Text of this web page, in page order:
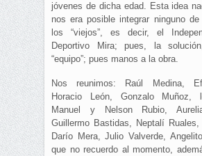
jóvenes de dicha edad. Esta idea
nos era posible integrar ninguno
los “viejos”, es decir, el
Deportivo Mira; pues, la
“equipo”; pues manos a la obra.
Nos reunimos: Raúl Medina,
Horacio León, Gonzalo Muñoz,
Manuel y Nelson Rubio,
Guillermo Bastidas, Neptalí Ruales,
Darío Mera, Julio Valverde,
que no recuerdo al momento,